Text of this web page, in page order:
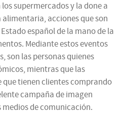
supermercados y la done a
acciones que son
español de la mano de la
Mediante estos eventos
son las personas quienes
mientras que las
que tienen clientes comprando
campaña de imagen
de comunicación.